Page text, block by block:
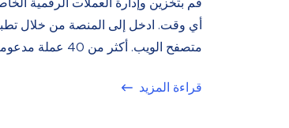
أي وقت. ادخل إلى المنصة من خلال
متصفح الويب. أكثر من 40 عملة مدعومة.
قراءة المزيد